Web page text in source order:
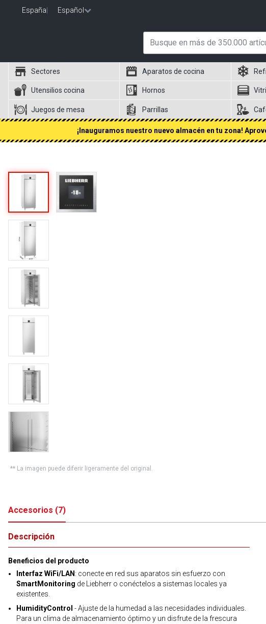
España Español
Sectores Aparatos de cocina
Utensilios cocina Hornos
Juegos de mesa Parrillas
¡Inauguramos nuestro nuevo almacén en tu zona!
** La imagen puede diferir ligeramente del original.
Accesorios (7)
Descripción
Beneficios del producto
Interfaz WiFi/LAN : conecte en red sus aparatos sin esfuerzo con
SmartMonitoring de Liebherr o conéctelos a sistemas locales ya
existentes.
HumidityControl - Ajuste de la humedad a las necesidades individuales.
Para un clima de almacenamiento óptimo y un disfrute de la frescura